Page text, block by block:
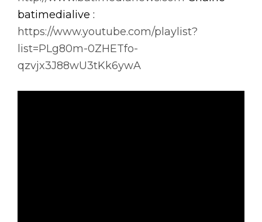
batimedialive :
https://www.youtube.com/playlist?
list=PLg80m-0ZHETfo-
qzvjx3J88wU3tKk6ywA